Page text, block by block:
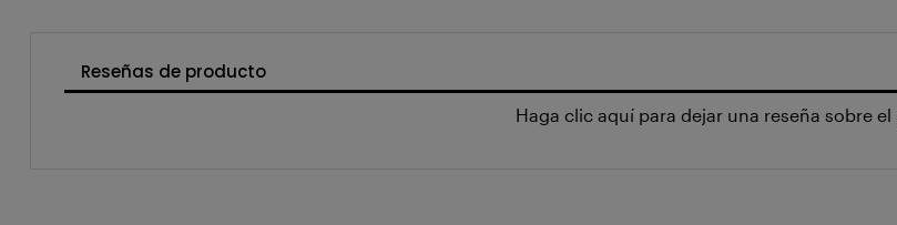
Reseñas de producto
Haga clic aquí para dejar una reseña sobre